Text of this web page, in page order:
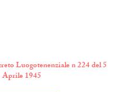
Luogotenenziale n 224 del 5
Aprile 1945